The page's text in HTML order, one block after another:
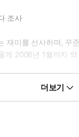
조사
미를 선사하며,
게 2006년 1월까지
의 라이프워크로
더보기